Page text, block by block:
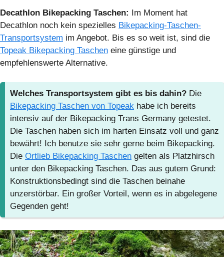
Decathlon Bikepacking Taschen:
Im Moment hat
Decathlon noch kein spezielles Bikepacking-Taschen-
Transportsystem im Angebot. Bis es so weit ist, sind die
Topeak Bikepacking Taschen eine günstige und
empfehlenswerte Alternative.
Welches Transportsystem gibt es bis dahin? Die
Bikepacking Taschen von Topeak habe ich bereits
intensiv auf der Bikepacking Trans Germany getestet.
Die Taschen haben sich im harten Einsatz voll und ganz
bewährt! Ich benutze sie sehr gerne beim Bikepacking.
Die Ortlieb Bikepacking Taschen gelten als Platzhirsch
unter den Bikepacking Taschen. Das aus gutem Grund:
Konstruktionsbedingt sind die Taschen beinahe
unzerstörbar. Ein großer Vorteil, wenn es in abgelegene
Gegenden geht!